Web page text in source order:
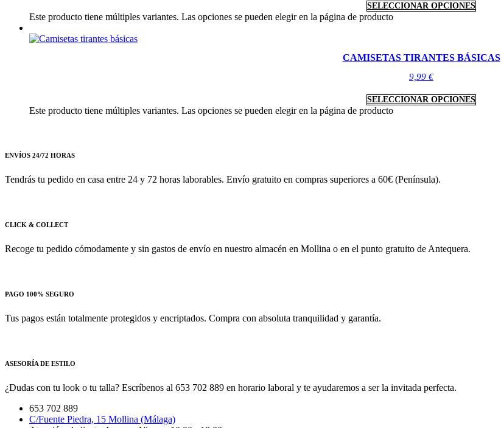
SELECCIONAR OPCIONES
Este producto tiene múltiples variantes. Las opciones se pueden elegir en la página de producto
CAMISETAS TIRANTES BÁSICAS
9,99 €
SELECCIONAR OPCIONES
Este producto tiene múltiples variantes. Las opciones se pueden elegir en la página de producto
ENVÍOS 24/72 HORAS
Tendrás tu pedido en casa entre 24 y 72 horas laborables. Envío gratuito en compras superiores a 60€ (Península).
CLICK & COLLECT
Recoge tu pedido cómodamente y sin gastos de envío en nuestro almacén en Mollina o en el punto gratuito de Antequera.
PAGO 100% SEGURO
Tus pagos están totalmente protegidos y encriptados. Compra con absoluta tranquilidad y garantía.
ASESORÍA DE ESTILO
¿Dudas con tu look o tu talla? Escríbenos al 653 702 889 en horario laboral y te ayudaremos a ser la invitada perfecta.
653 702 889
C/Fuente Piedra, 15 Mollina (Málaga)